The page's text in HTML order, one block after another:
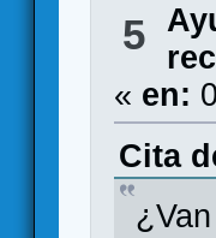
5
« en:
Cita